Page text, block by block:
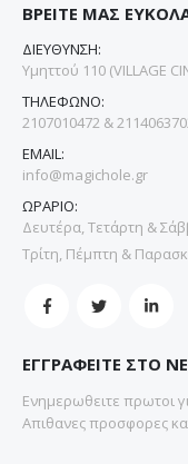
ΒΡΕΙΤΕ ΜΑΣ
ΔΙΕΥΘΥΝΣΗ:
Υμηττού 110 (VILLAGE
ΤΗΛΕΦΩΝΟ:
2107010472 &
EMAIL:
info@magichole.gr
ΩΡΑΡΙΟ:
Δευτέρα, Τετάρτη &
Τρίτη, Πέμπτη &
ΕΓΓΡΑΦΕΙΤΕ ΣΤΟ
Ενημερωθειτε πρωτοι
Απιθανες προσφορες